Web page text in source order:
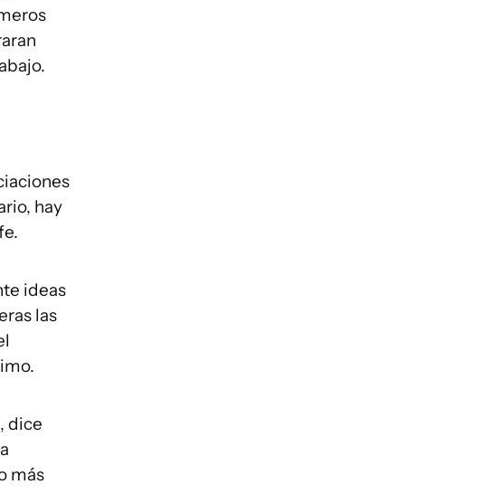
hay
ideas
las
dice
más